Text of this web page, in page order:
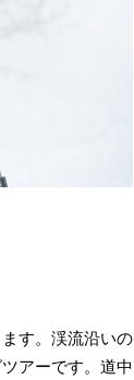
す。渓流沿いの
アーです。道中